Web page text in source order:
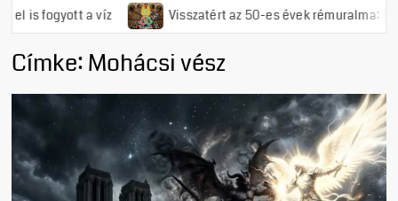
fogyott a víz Visszatért az 50-es évek rémuralma:
Címke:Mohácsi vész